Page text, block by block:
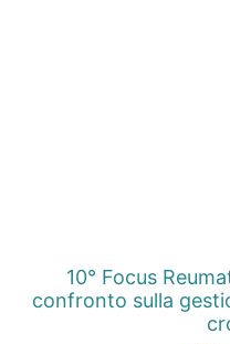
10° Focus
confronto sulla